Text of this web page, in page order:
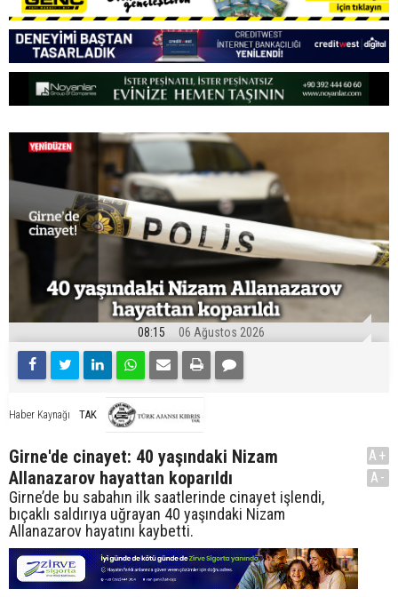
08:15 06 Ağustos 2026
Haber Kaynağı TAK
Girne'de cinayet: 40 yaşındaki Nizam
Allanazarov hayattan koparıldı
Girne’de bu sabahın ilk saatlerinde cinayet işlendi,
bıçaklı saldırıya uğrayan 40 yaşındaki Nizam
Allanazarov hayatını kaybetti.
A+
A-